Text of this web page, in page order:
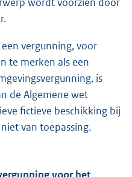
wordt voorzien door
vergunning, voor
te merken als een
is
de Algemene wet
fictieve beschikking bij
van toepassing.